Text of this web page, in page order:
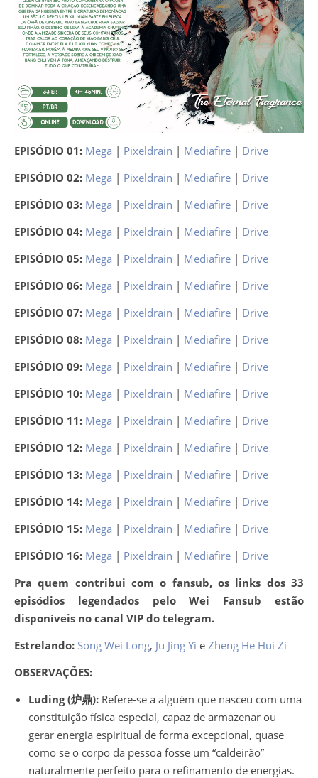
EPISÓDIO 01: Mega | Pixeldrain | Mediafire | Drive
EPISÓDIO 02: Mega | Pixeldrain | Mediafire | Drive
EPISÓDIO 03: Mega | Pixeldrain | Mediafire | Drive
EPISÓDIO 04: Mega | Pixeldrain | Mediafire | Drive
EPISÓDIO 05: Mega | Pixeldrain | Mediafire | Drive
EPISÓDIO 06: Mega | Pixeldrain | Mediafire | Drive
EPISÓDIO 07: Mega | Pixeldrain | Mediafire | Drive
EPISÓDIO 08: Mega | Pixeldrain | Mediafire | Drive
EPISÓDIO 09: Mega | Pixeldrain | Mediafire | Drive
EPISÓDIO 10: Mega | Pixeldrain | Mediafire | Drive
EPISÓDIO 11: Mega | Pixeldrain | Mediafire | Drive
EPISÓDIO 12: Mega | Pixeldrain | Mediafire | Drive
EPISÓDIO 13: Mega | Pixeldrain | Mediafire | Drive
EPISÓDIO 14: Mega | Pixeldrain | Mediafire | Drive
EPISÓDIO 15: Mega | Pixeldrain | Mediafire | Drive
EPISÓDIO 16: Mega | Pixeldrain | Mediafire | Drive
Pra quem contribui com o fansub, os links dos 33
episódios legendados pelo Wei Fansub estão
disponíveis no canal VIP do telegram.
Estrelando: Song Wei Long, Ju Jing Yi e Zheng He Hui Zi
OBSERVAÇÕES:
Luding (炉鼎): Refere-se a alguém que nasceu com uma
constituição física especial, capaz de armazenar ou
gerar energia espiritual de forma excepcional, quase
como se o corpo da pessoa fosse um “caldeirão”
naturalmente perfeito para o refinamento de energias.